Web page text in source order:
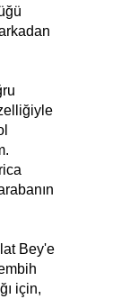
Bey'e
için,